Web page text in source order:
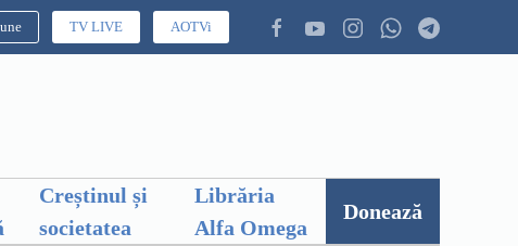
TV LIVE AOTVi
Creștinul și
societatea
Librăria
Alfa Omega
Donează